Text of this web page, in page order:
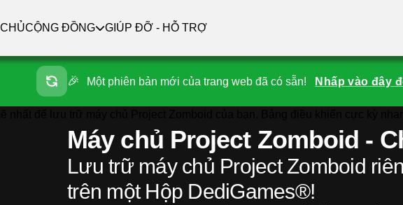
CỘNG ĐỒNG GIÚP ĐỠ - HỖ TRỢ
🎉 Một phiên bản mới của trang web đã có sẵn! Nhấp vào đây
Máy chủ Project Zomboid -
Lưu trữ máy chủ Project Zomboid
trên một Hộp DediGames®!